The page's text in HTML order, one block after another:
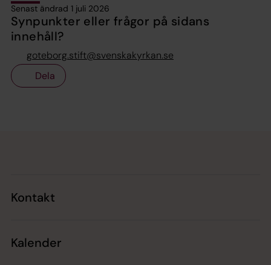
Senast ändrad 1 juli 2026
Synpunkter eller frågor på sidans
innehåll?
goteborg.stift@svenskakyrkan.se
Dela
Kontakt
Kalender